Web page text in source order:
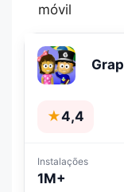
móvil
★4,4
Instalações
1M+